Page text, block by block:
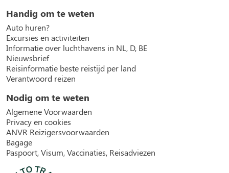
Handig om te weten
Auto huren?
Excursies en activiteiten
Informatie over luchthavens in NL, D, BE
Nieuwsbrief
Reisinformatie beste reistijd per land
Verantwoord reizen
Nodig om te weten
Algemene Voorwaarden
Privacy en cookies
ANVR Reizigersvoorwaarden
Bagage
Paspoort, Visum, Vaccinaties, Reisadviezen